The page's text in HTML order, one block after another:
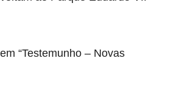
“Testemunho – Novas